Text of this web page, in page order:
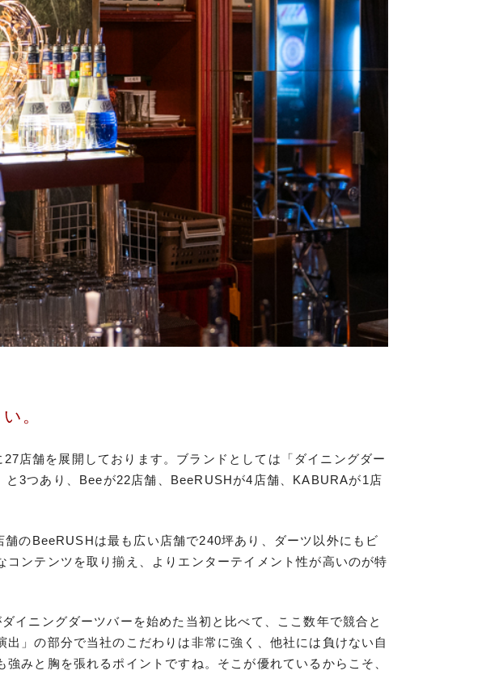
。
店舗を展開しております。ブランドとしては「ダイニングダー
3つあり、Beeが22店舗、BeeRUSHが4店舗、KABURAが1店
のBeeRUSHは最も広い店舗で240坪あり、ダーツ以外にもビ
ンテンツを取り揃え、よりエンターテイメント性が高いのが特
イニングダーツバーを始めた当初と比べて、ここ数年で競合と
」の部分で当社のこだわりは非常に強く、他社には負けない自
みと胸を張れるポイントですね。そこが優れているからこそ、